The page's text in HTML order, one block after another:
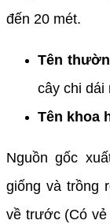
đến 20 mét.
Tên
cây chi dái
Tên khoa
Nguồn gốc
giống và trồng
về trước (Có vẻ